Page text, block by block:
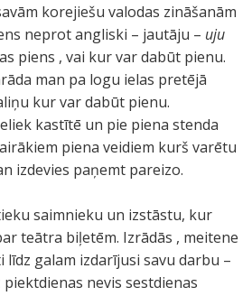
korejiešu valodas zināšanām
neprot angliski – jautāju – uju
piens , vai kur var dabūt pienu.
man pa logu ielas pretējā
kur var dabūt pienu.
kastītē un pie piena stenda
piena veidiem kurš varētu
izdevies paņemt pareizo.
saimnieku un izstāstu, kur
teātra biļetēm. Izrādās , meitene
līdz galam izdarījusi savu darbu –
nevis sestdienas